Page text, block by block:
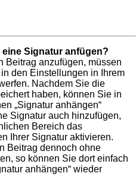
Signatur anfügen?
Beitrag anzufügen, müssen
den Einstellungen in Ihrem
Nachdem Sie die
haben, können Sie in
„Signatur anhängen“
Signatur auch hinzufügen,
Bereich das
Ihrer Signatur aktivieren.
Beitrag dennoch ohne
so können Sie dort einfach
anhängen“ wieder